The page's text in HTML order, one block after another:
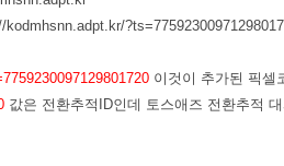
?ts=
이것이 추가된 픽셀
값은 전환추적ID인데 토스애즈 전환추적